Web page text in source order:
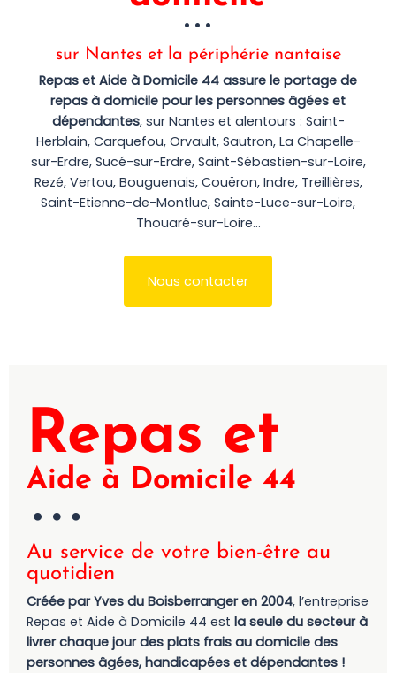
sur Nantes et la périphérie nantaise
Repas et Aide à Domicile 44 assure le portage de
repas à domicile pour les personnes âgées et
dépendantes, sur Nantes et alentours : Saint-
Herblain, Carquefou, Orvault, Sautron, La Chapelle-
sur-Erdre, Sucé-sur-Erdre, Saint-Sébastien-sur-Loire,
Rezé, Vertou, Bouguenais, Couëron, Indre, Treillières,
Saint-Etienne-de-Montluc, Sainte-Luce-sur-Loire,
Thouaré-sur-Loire…
Nous contacter
Repas et
Aide à Domicile 44
Au service de votre bien-être au
quotidien
Créée par Yves du Boisberranger en 2004, l’entreprise
Repas et Aide à Domicile 44 est la seule du secteur à
livrer chaque jour des plats frais au domicile des
personnes âgées, handicapées et dépendantes !